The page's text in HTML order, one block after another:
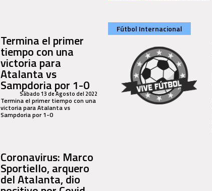
Termina el primer
tiempo con una
victoria para
Atalanta vs
Sampdoria por 1-0
Sábado 13 de Agosto del 2022
Termina el primer tiempo con una
victoria para Atalanta vs
Sampdoria por 1-0
Fútbol Internacional
Coronavirus: Marco
Sportiello, arquero
del Atalanta, dio